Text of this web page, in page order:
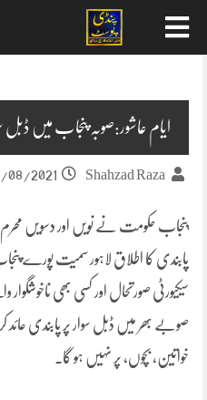
ایام عاشور:صوبہ پنجاب میں ڈبل
Shahzad Raza
08/2021
پنجاب حکومت نے نویں اور دسویں محرم
پابندی کا اطلاق لاہور سمیت پورے
صوبے بھر میں ڈبل سوار پر پابندی عائد
خواتین، بچوں، پر نہیں ہو گا۔